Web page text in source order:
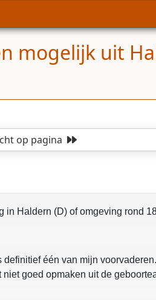
mogelijk uit
op pagina
in Haldern (D) of omgeving rond
één van mijn
goed opmaken uit de